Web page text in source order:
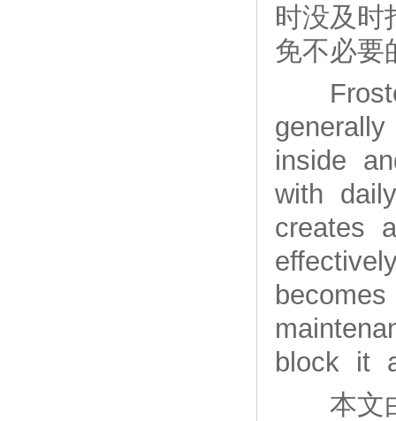
时没及时
免不必要
inside
with
creates
block it
本